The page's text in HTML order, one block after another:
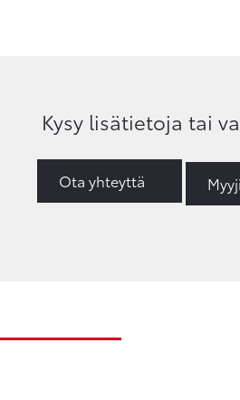
Kysy lisätietoja tai
Ota yhteyttä